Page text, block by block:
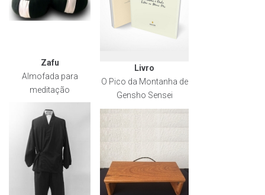
Zafu
Almofada para
meditação
Livro
O Pico da Montanha de
Gensho Sensei